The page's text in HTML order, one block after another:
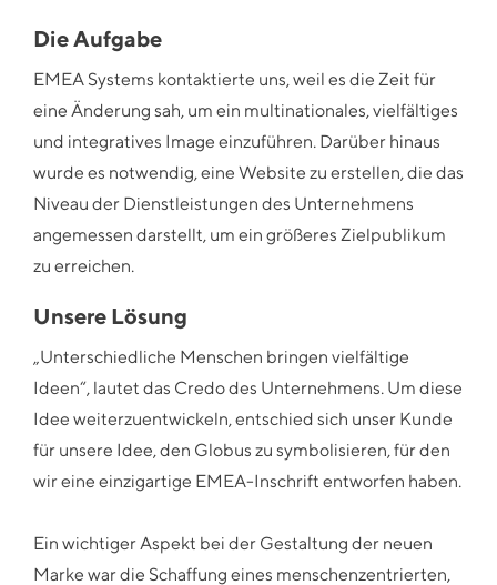
Die Aufgabe
EMEA Systems kontaktierte uns, weil es die Zeit für
eine Änderung sah, um ein multinationales, vielfältiges
und integratives Image einzuführen. Darüber hinaus
wurde es notwendig, eine Website zu erstellen, die das
Niveau der Dienstleistungen des Unternehmens
angemessen darstellt, um ein größeres Zielpublikum
zu erreichen.
Unsere Lösung
„Unterschiedliche Menschen bringen vielfältige
Ideen“, lautet das Credo des Unternehmens. Um diese
Idee weiterzuentwickeln, entschied sich unser Kunde
für unsere Idee, den Globus zu symbolisieren, für den
wir eine einzigartige EMEA-Inschrift entworfen haben.
Ein wichtiger Aspekt bei der Gestaltung der neuen
Marke war die Schaffung eines menschenzentrierten,